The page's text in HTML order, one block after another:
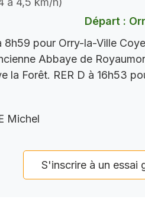
Départ :
8h59 pour Orry-la-Ville
Abbaye de
la Forêt. RER D à 16h53
Michel
S'inscrire à un essai